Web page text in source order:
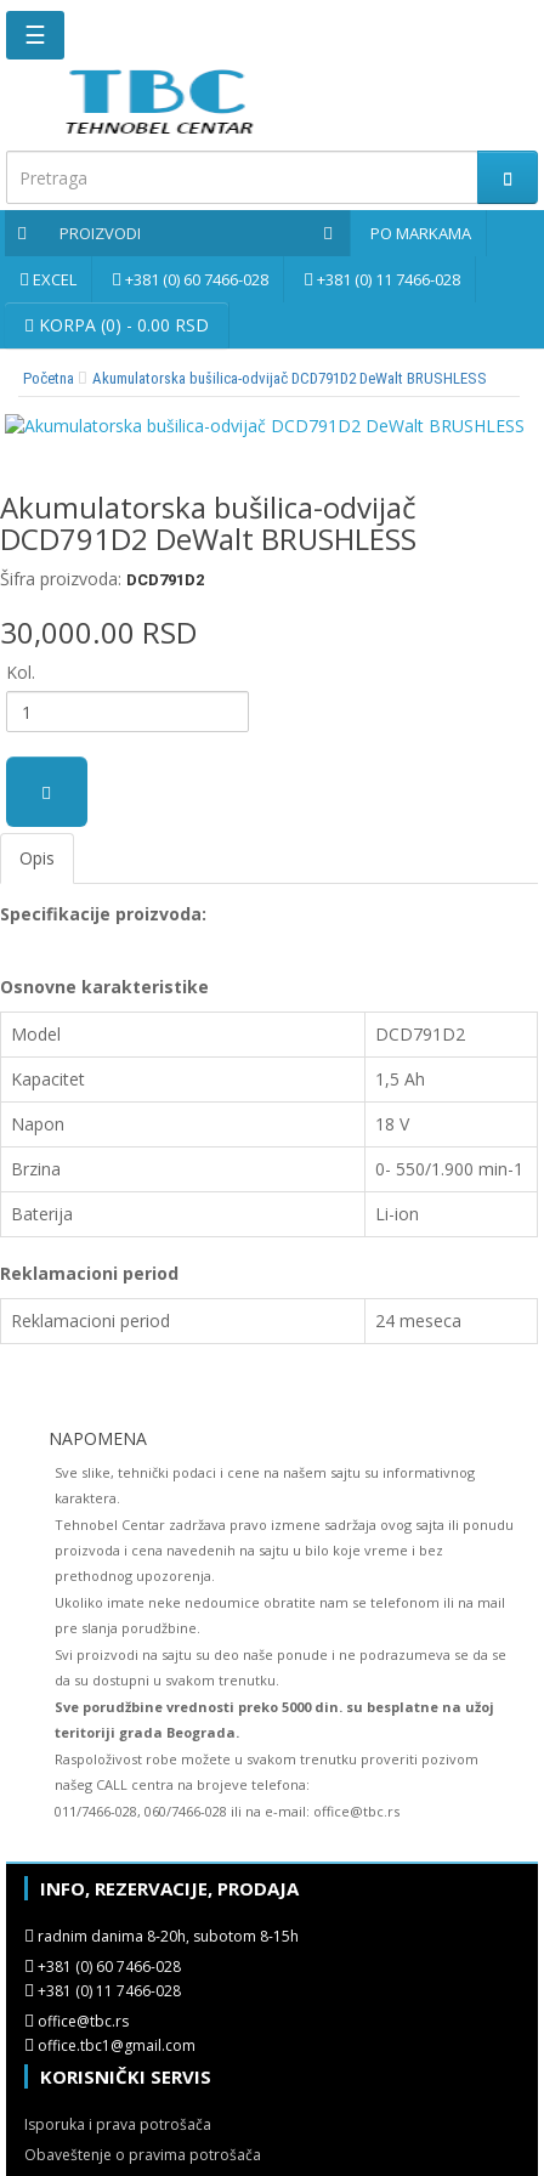
Glavna
Kontaktirajte
nas
Po
markama
PROIZVODI
Bernardo
rezne
ploče
EWM
aparati
za
zavarivanje
Prenosni
računari
Pribor
zavarivanje
i
☰
PROIZVODI PO MARKAMA
EXCEL +381 (0) 60 7466-028 +381 (0) 11 7466-028
KORPA (0) - 0.00 RSD
Početna Akumulatorska bušilica-odvijač DCD791D2 DeWalt BRUSHLESS
Akumulatorska bušilica-odvijač
DCD791D2 DeWalt BRUSHLESS
Šifra proizvoda: DCD791D2
30,000.00 RSD
Kol.
Opis
Specifikacije proizvoda:
Osnovne karakteristike
Model
DCD791D2
Kapacitet
1,5 Ah
Napon
18 V
Brzina
0- 550/1.900 min-1
Baterija
Li-ion
Reklamacioni period
Reklamacioni period 24 meseca
NAPOMENA
Sve slike, tehnički podaci i cene na našem sajtu su informativnog
karaktera.
Tehnobel Centar zadržava pravo izmene sadržaja ovog sajta ili ponudu
proizvoda i cena navedenih na sajtu u bilo koje vreme i bez
prethodnog upozorenja.
Ukoliko imate neke nedoumice obratite nam se telefonom ili na mail
pre slanja porudžbine.
Svi proizvodi na sajtu su deo naše ponude i ne podrazumeva se da se
da su dostupni u svakom trenutku.
Sve porudžbine vrednosti preko 5000 din. su besplatne na užoj
teritoriji grada Beograda.
Raspoloživost robe možete u svakom trenutku proveriti pozivom
našeg CALL centra na brojeve telefona:
011/7466-028, 060/7466-028 ili na e-mail: office@tbc.rs
INFO, REZERVACIJE, PRODAJA
radnim danima 8-20h, subotom 8-15h
+381 (0) 60 7466-028
+381 (0) 11 7466-028
office@tbc.rs
office.tbc1@gmail.com
KORISNIČKI SERVIS
Isporuka i prava potrošača
Obaveštenje o pravima potrošača